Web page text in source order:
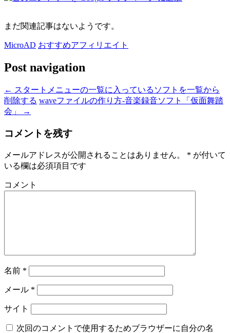
まだ関連記事はないようです。
MicroAD おすすめアフィリエイト
Post navigation
← スタートメニューの一覧に入っているソフトを一覧から
削除する waveファイルの作り方-音楽録音ソフト「仮面舞踏
会」
→
コメントを残す
メールアドレスが公開されることはありません。 * が付いて
いる欄は必須項目です
コメント
名前 *
メール *
サイト
次回のコメントで使用するためブラウザーに自分の名